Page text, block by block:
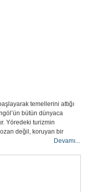
temellerini attığı
bütün dünyaca
Yöredeki turizmin
değil, koruyan bir
Devamı...